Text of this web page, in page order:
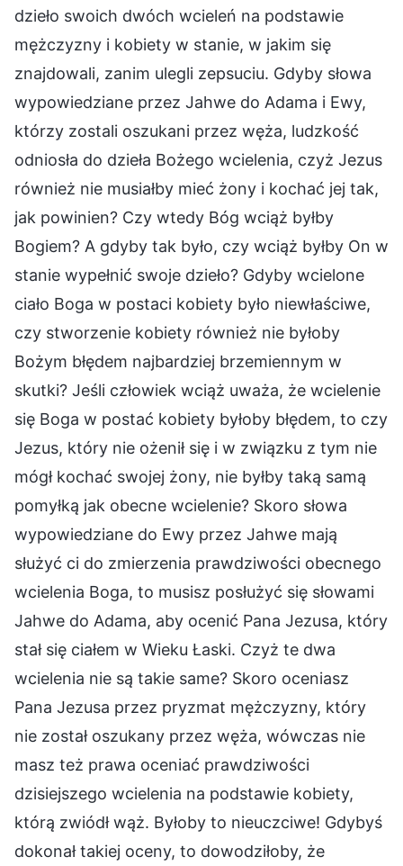
dzieło swoich dwóch wcieleń na podstawie
mężczyzny i kobiety w stanie, w jakim się
znajdowali, zanim ulegli zepsuciu. Gdyby słowa
wypowiedziane przez Jahwe do Adama i Ewy,
którzy zostali oszukani przez węża, ludzkość
odniosła do dzieła Bożego wcielenia, czyż Jezus
również nie musiałby mieć żony i kochać jej tak,
jak powinien? Czy wtedy Bóg wciąż byłby
Bogiem? A gdyby tak było, czy wciąż byłby On w
stanie wypełnić swoje dzieło? Gdyby wcielone
ciało Boga w postaci kobiety było niewłaściwe,
czy stworzenie kobiety również nie byłoby
Bożym błędem najbardziej brzemiennym w
skutki? Jeśli człowiek wciąż uważa, że wcielenie
się Boga w postać kobiety byłoby błędem, to czy
Jezus, który nie ożenił się i w związku z tym nie
mógł kochać swojej żony, nie byłby taką samą
pomyłką jak obecne wcielenie? Skoro słowa
wypowiedziane do Ewy przez Jahwe mają
służyć ci do zmierzenia prawdziwości obecnego
wcielenia Boga, to musisz posłużyć się słowami
Jahwe do Adama, aby ocenić Pana Jezusa, który
stał się ciałem w Wieku Łaski. Czyż te dwa
wcielenia nie są takie same? Skoro oceniasz
Pana Jezusa przez pryzmat mężczyzny, który
nie został oszukany przez węża, wówczas nie
masz też prawa oceniać prawdziwości
dzisiejszego wcielenia na podstawie kobiety,
którą zwiódł wąż. Byłoby to nieuczciwe! Gdybyś
dokonał takiej oceny, to dowodziłoby, że